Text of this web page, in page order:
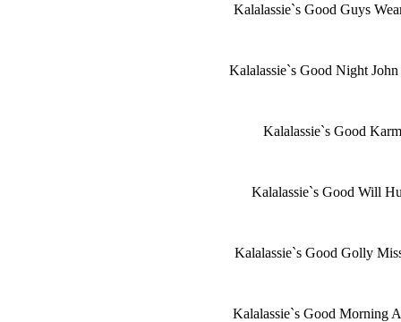
Kalalassie`s Good Guys
Kalalassie`s Good Night
Kalalassie`s Good
Kalalassie`s Good Will
Kalalassie`s Good Golly
Kalalassie`s Good Morning